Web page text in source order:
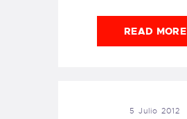
READ MORE
5 Julio 2012